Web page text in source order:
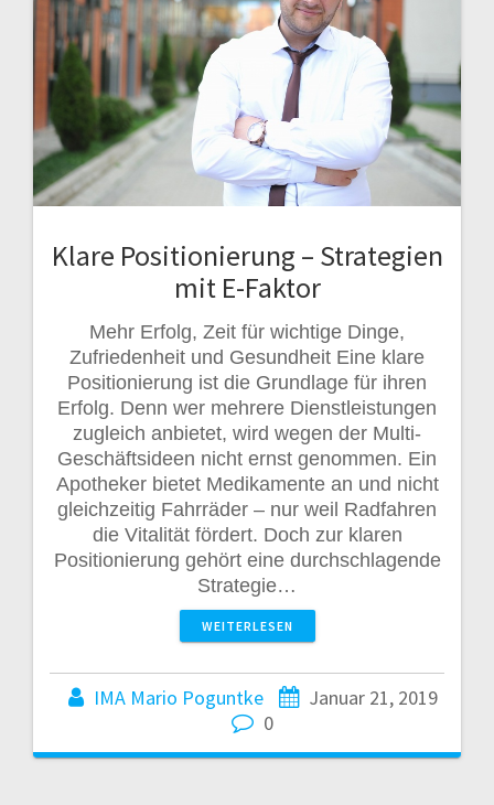
Klare Positionierung – Strategien
mit E-Faktor
Mehr Erfolg, Zeit für wichtige Dinge,
Zufriedenheit und Gesundheit Eine klare
Positionierung ist die Grundlage für ihren
Erfolg. Denn wer mehrere Dienstleistungen
zugleich anbietet, wird wegen der Multi-
Geschäftsideen nicht ernst genommen. Ein
Apotheker bietet Medikamente an und nicht
gleichzeitig Fahrräder – nur weil Radfahren
die Vitalität fördert. Doch zur klaren
Positionierung gehört eine durchschlagende
Strategie…
WEITERLESEN
IMA Mario Poguntke
Januar 21, 2019
0